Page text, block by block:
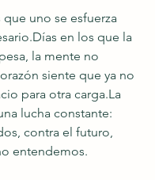
que uno se esfuerza
en los que la
la mente no
siente que ya no
para otra carga.La
lucha constante:
contra el futuro,
entendemos.